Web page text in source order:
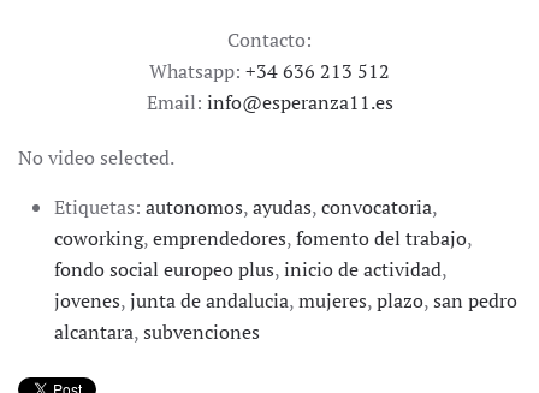
Contacto:
Whatsapp: +34 636 213 512
Email: info@esperanza11.es
No video selected.
Etiquetas: autonomos,ayudas,convocatoria,
coworking,emprendedores,fomento del trabajo,
fondo social europeo plus,inicio de actividad,
jovenes,junta de andalucia,mujeres,plazo,san pedro
alcantara,subvenciones